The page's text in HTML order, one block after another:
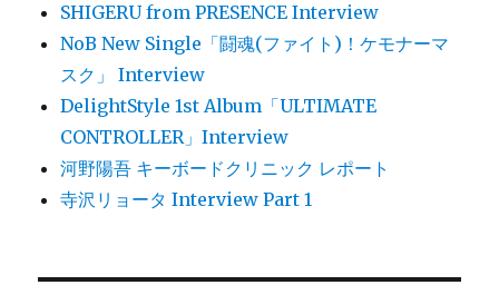
SHIGERU from PRESENCE Interview
NoB New Single「闘魂(ファイト)！ケモナーマ
スク」 Interview
DelightStyle 1st Album「ULTIMATE
CONTROLLER」Interview
河野陽吾 キーボードクリニック レポート
寺沢リョータ Interview Part 1